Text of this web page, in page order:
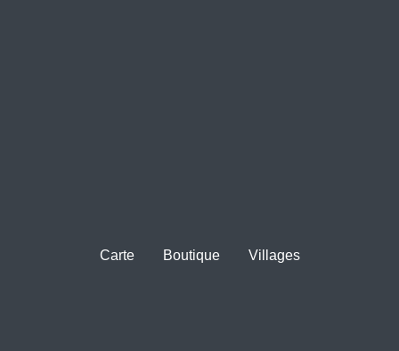
Carte Boutique Villages